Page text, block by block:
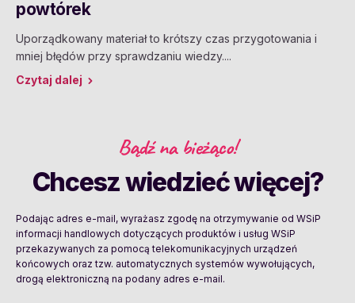
powtórek
Uporządkowany materiał to krótszy czas przygotowania i
mniej błędów przy sprawdzaniu wiedzy....
Czytaj dalej
Bądź na bieżąco!
Chcesz wiedzieć więcej?
Podając adres e-mail, wyrażasz zgodę na otrzymywanie od WSiP
informacji handlowych dotyczących produktów i usług WSiP
przekazywanych za pomocą telekomunikacyjnych urządzeń
końcowych oraz tzw. automatycznych systemów wywołujących,
drogą elektroniczną na podany adres e-mail.